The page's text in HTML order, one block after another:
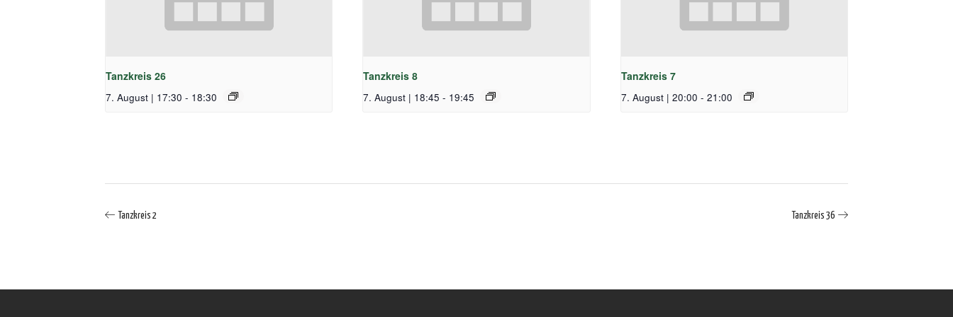
Tanzkreis 26
7. August | 17:30 - 18:30
Tanzkreis 8
7. August | 18:45 - 19:45
Tanzkreis 7
7. August | 20:00 - 21:00
Tanzkreis 2 Tanzkreis 36